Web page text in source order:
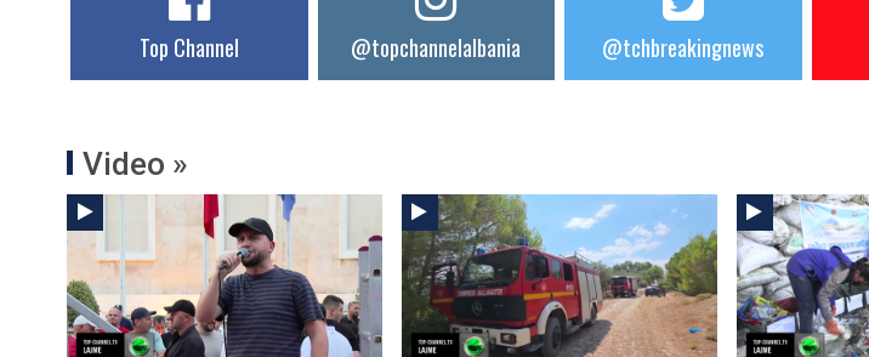
Top Channel @topchannelalbania @tchbreakingnews
Video »